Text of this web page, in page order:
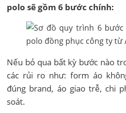
polo sẽ gồm 6 bước chính:
Nếu bỏ qua bất kỳ bước nào
các rủi ro như: form áo
đúng brand, áo giao trễ, chi
soát.